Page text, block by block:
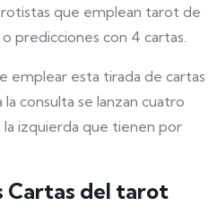
que emplean tarot de
predicciones con 4 cartas.
emplear esta tirada de cartas
consulta se lanzan cuatro
la izquierda que tienen por
Cartas del tarot